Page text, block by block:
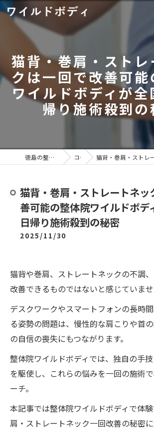
猫背・巻肩・ストレ
クは一回で改善可
ワイルドボディが
帰り施術殺到の
徳島の整体ならワイルドボディ コラム 猫背・巻肩・ストレートネックは一回で改善可能の整
猫背・巻肩・ストレートネッ
善可能の整体院ワイルドボデ
日帰り施術殺到の秘密
2025/11/30
猫背や巻肩、ストレートネックの不調
改善できるものではないと感じていま
デスクワークやスマートフォンの長時
る姿勢の問題は、慢性的な肩こりや首
の自信の喪失にもつながります。
整体院ワイルドボディでは、独自の手
を駆使し、これらの悩みを一回の施術
ーチ。
本記事では整体院ワイルドボディで体
肩・ストレートネック一回改善の秘密